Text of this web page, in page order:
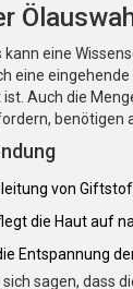
kann eine
eine
Auch die
benötigen
von
die Haut auf
Entspannung
sagen, dass